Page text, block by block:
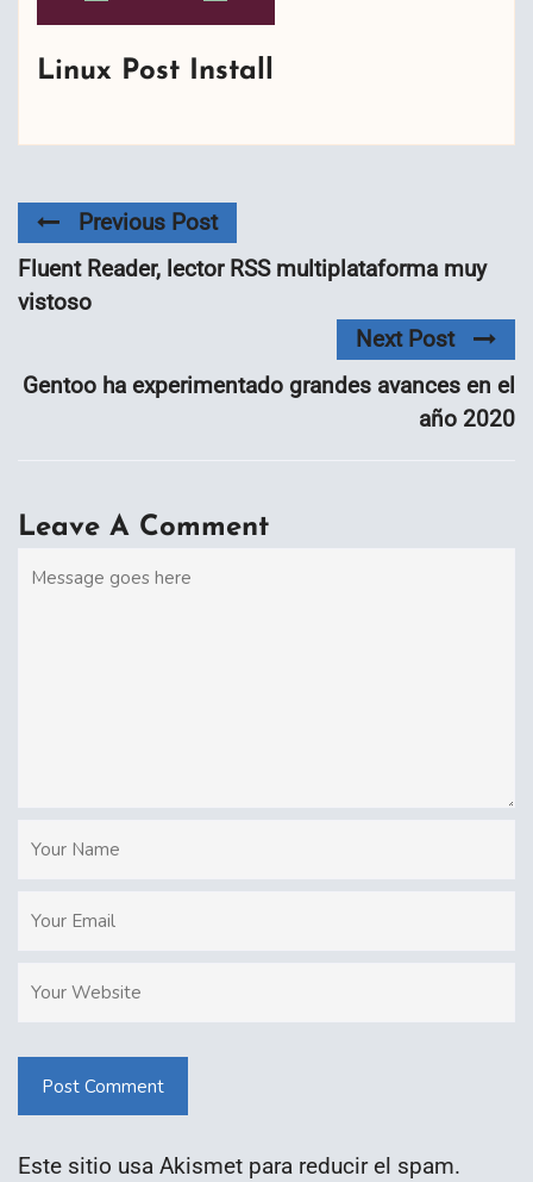
Linux Post Install
Previous Post
Fluent Reader, lector RSS multiplataforma muy
vistoso
Next Post
Gentoo ha experimentado grandes avances en el
año 2020
Leave A Comment
Post Comment
Este sitio usa Akismet para reducir el spam.